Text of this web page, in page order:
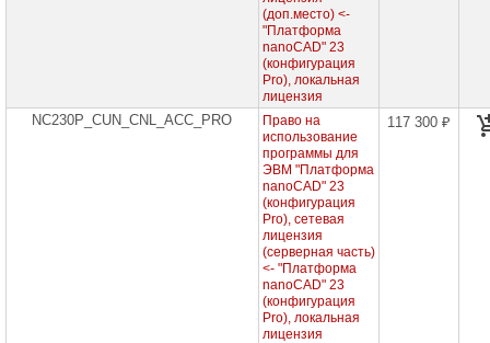
Моноблоки
(доп.место) <-
"Платформа
nanoCAD" 23
(конфигурация
Pro), локальная
лицензия
NC230P_CUN_CNL_ACC_PRO
Право на
использование
программы для
ЭВМ "Платформа
nanoCAD" 23
(конфигурация
Pro), сетевая
лицензия
(серверная часть)
<- "Платформа
nanoCAD" 23
(конфигурация
Pro), локальная
лицензия
117 300 ₽